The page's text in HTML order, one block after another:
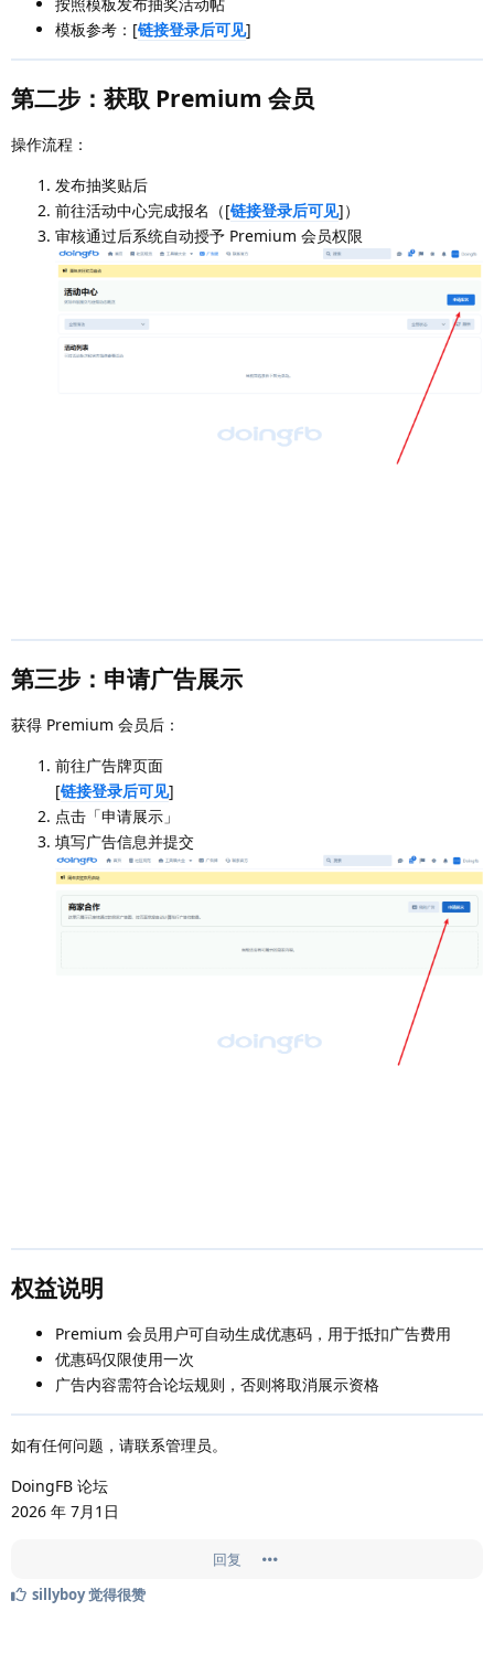
模板参考：[链接登录后可见]
第二步：获取 Premium 会员
操作流程：
发布抽奖贴后
前往活动中心完成报名（[链接登录后可见]）
审核通过后系统自动授予 Premium 会员权限
第三步：申请广告展示
获得 Premium 会员后：
前往广告牌页面
[链接登录后可见]
点击「申请展示」
填写广告信息并提交
权益说明
Premium 会员用户可自动生成优惠码，用于抵扣广告费用
优惠码仅限使用一次
广告内容需符合论坛规则，否则将取消展示资格
如有任何问题，请联系管理员。
DoingFB 论坛
2026 年 7月1日
回复
sillyboy觉得很赞